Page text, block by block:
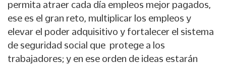
permita atraer cada día empleos mejor pagados,
ese es el gran reto, multiplicar los empleos y
elevar el poder adquisitivo y fortalecer el sistema
de seguridad social que protege a los
trabajadores; y en ese orden de ideas estarán